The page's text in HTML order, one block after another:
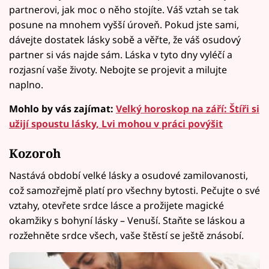
partnerovi, jak moc o něho stojíte. Váš vztah se tak
posune na mnohem vyšší úroveň. Pokud jste sami,
dávejte dostatek lásky sobě a věřte, že váš osudový
partner si vás najde sám. Láska v tyto dny vyléčí a
rozjasní vaše životy. Nebojte se projevit a milujte
naplno.
Mohlo by vás zajímat: Velký horoskop na září: Štíři si
užijí spoustu lásky, Lvi mohou v práci povýšit
Kozoroh
Nastává období velké lásky a osudové zamilovanosti,
což samozřejmě platí pro všechny bytosti. Pečujte o své
vztahy, otevřete srdce lásce a prožijete magické
okamžiky s bohyní lásky – Venuší. Staňte se láskou a
rozžehněte srdce všech, vaše štěstí se ještě znásobí.